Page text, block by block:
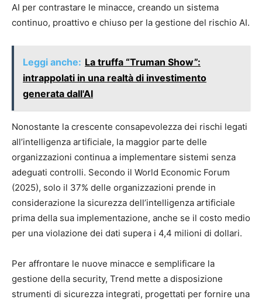
AI per contrastare le minacce, creando un sistema
continuo, proattivo e chiuso per la gestione del rischio AI.
Leggi anche: La truffa “Truman Show”:
intrappolati in una realtà di investimento
generata dall'AI
Nonostante la crescente consapevolezza dei rischi legati
all’intelligenza artificiale, la maggior parte delle
organizzazioni continua a implementare sistemi senza
adeguati controlli. Secondo il World Economic Forum
(2025), solo il 37% delle organizzazioni prende in
considerazione la sicurezza dell’intelligenza artificiale
prima della sua implementazione, anche se il costo medio
per una violazione dei dati supera i 4,4 milioni di dollari.
Per affrontare le nuove minacce e semplificare la
gestione della security, Trend mette a disposizione
strumenti di sicurezza integrati, progettati per fornire una